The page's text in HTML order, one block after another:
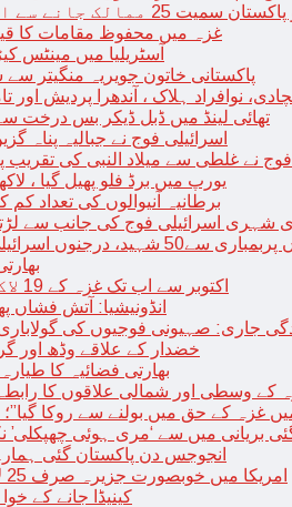
سے اجتناب برتنے کی ہدایت
غزہ میں محفوظ مقامات کا
آسٹریلیا میں مینٹس
پاکستانی خاتون جویریہ منگیتر
نوافراد ہلاک ، آندھرا پردیش اور
تھائی لینڈ میں ڈبل ڈیکر بس درخت سے ٹکرا گئی،
اسرائیلی فوج نے جبالیہ پناہ
نے غلطی سے میلاد النبی کی تقریب پر ڈرون
یورپ میں برڈ فلو پھیل گیا ،
برطانیہ آنیوالوں کی تعداد
شہری اسرائیلی فوج کی جانب سے
اسرائیلی ٹینک خان یونس میں داخل
7 اکتوبر سے اب تک غزہ کے 19 لاکھ شہری بے گھر ہوگئے
انڈونیشیا: آتش فشاں پھٹنے سے 11
جاری: صہیونی فوجیوں کی
خضدار کے علاقے وڈھ اور
بھارتی فضائیہ کا طیارہ گر کر
کے وسطی اور شمالی علاقوں کا رابطہ
میں غزہ کے حق میں بولنے سے روکا
بریانی میں سے ‘مری ہوئی چھپکلی’
انجوجس دن پاکستان گئی
امریکا میں خوبصورت جزیرہ صرف 25 لاکھ ڈالرز میں برائے فروخت
کینیڈا جانے کے